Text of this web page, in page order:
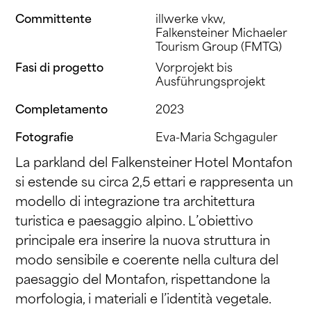
Committente
illwerke vkw,
Falkensteiner Michaeler
Tourism Group (FMTG)
Fasi di progetto
Vorprojekt bis
Ausführungsprojekt
Completamento
2023
Fotografie
Eva-Maria Schgaguler
La parkland del Falkensteiner Hotel Montafon
si estende su circa 2,5 ettari e rappresenta un
modello di integrazione tra architettura
turistica e paesaggio alpino. L’obiettivo
principale era inserire la nuova struttura in
modo sensibile e coerente nella cultura del
paesaggio del Montafon, rispettandone la
morfologia, i materiali e l’identità vegetale.